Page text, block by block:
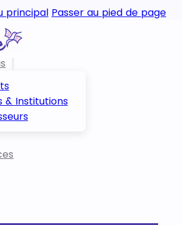
principal Passer au pied de page
& Institutions